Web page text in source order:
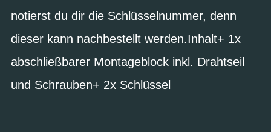
notierst du dir die Schlüsselnummer, denn
dieser kann nachbestellt werden.Inhalt+ 1x
abschließbarer Montageblock inkl. Drahtseil
und Schrauben+ 2x Schlüssel